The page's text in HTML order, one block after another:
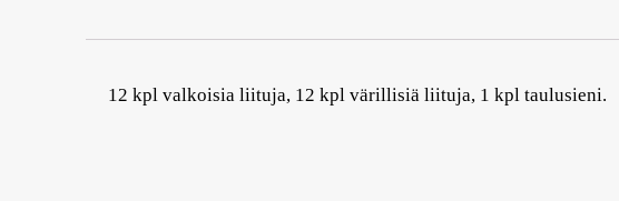
12 kpl valkoisia liituja, 12 kpl värillisiä liituja, 1 kpl taulusieni.